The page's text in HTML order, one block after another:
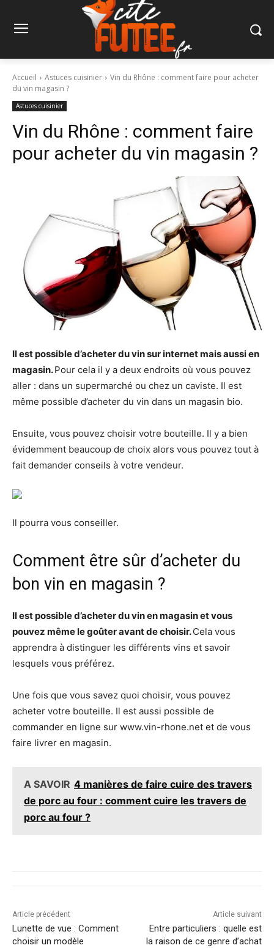
Accueil Astuces cuisinier
Vin du Rhône : comment faire pour acheter
du vin magasin ?
Astuces cuisinier
Vin du Rhône : comment faire
pour acheter du vin magasin ?
Il est possible d’acheter du vin sur internet mais aussi en
magasin.Pour cela il y a deux endroits où vous pouvez
aller : dans un supermarché ou chez un caviste. Il est
même possible d’acheter du vin dans un magasin bio.
Ensuite, vous pouvez choisir votre bouteille. Il y a bien
évidemment beaucoup de choix alors vous pouvez tout à
fait demander conseils à votre vendeur.
Il pourra vous conseiller.
Comment être sûr d’acheter du
bon vin en magasin ?
Il est possible d’acheter du vin en magasin et vous
pouvez même le goûter avant de choisir.Cela vous
apprendra à distinguer les différents vins et savoir
lesquels vous préférez.
Une fois que vous savez quoi choisir, vous pouvez
acheter votre bouteille. Il est aussi possible de
commander en ligne sur www.vin-rhone.net et de vous
faire livrer en magasin.
A SAVOIR 4 manières de faire cuire des travers
de porc au four : comment cuire les travers de
porc au four ?
Article précédent
Lunette de vue : Comment
choisir un modèle
Article suivant
Entre particuliers : quelle est
la raison de ce genre d’achat